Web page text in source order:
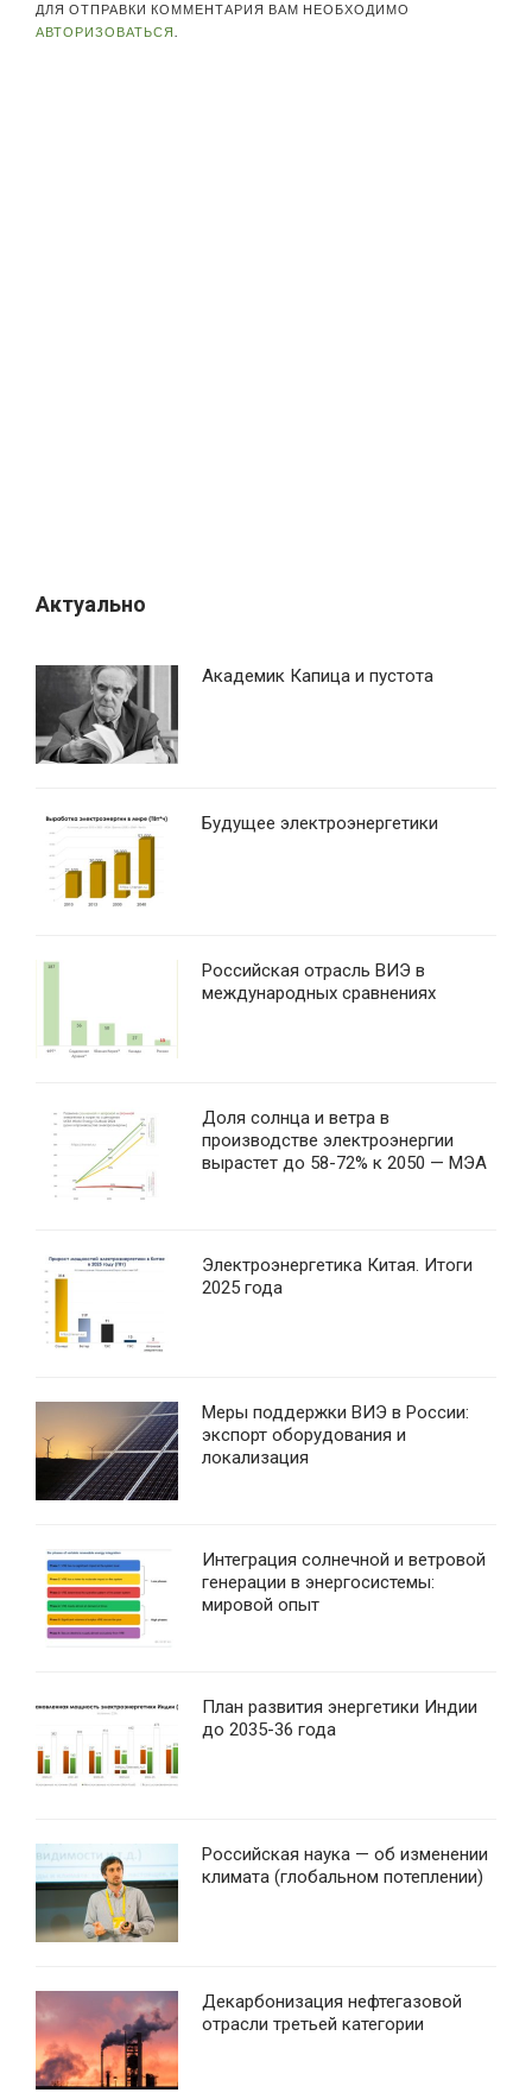
ДЛЯ ОТПРАВКИ КОММЕНТАРИЯ ВАМ НЕОБХОДИМО
АВТОРИЗОВАТЬСЯ
Актуально
Академик Капица и пустота
Будущее электроэнергетики
Российская отрасль ВИЭ в
международных сравнениях
Доля солнца и ветра в
производстве электроэнергии
вырастет до 58-72% к 2050 — МЭА
Электроэнергетика Китая. Итоги
2025 года
Меры поддержки ВИЭ в России:
экспорт оборудования и
локализация
Интеграция солнечной и ветровой
генерации в энергосистемы:
мировой опыт
План развития энергетики Индии
до 2035-36 года
Российская наука — об изменении
климата (глобальном потеплении)
Декарбонизация нефтегазовой
отрасли третьей категории